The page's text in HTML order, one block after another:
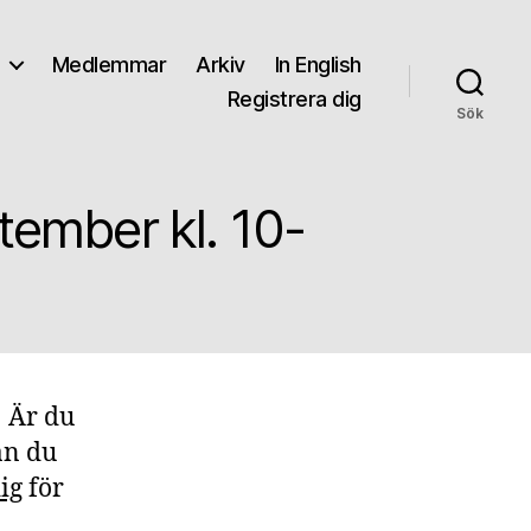
Medlemmar Arkiv
In English
Registrera dig
Sök
kl. 10-
Är du
du
för